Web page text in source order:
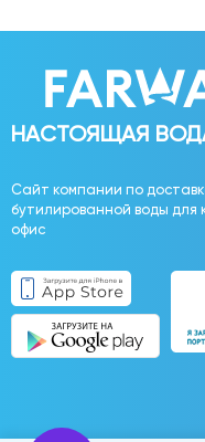
НАСТОЯЩАЯ
Сайт компании по
бутилированной воды для
офис